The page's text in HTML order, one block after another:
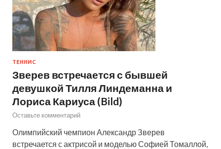
ТЕННИС
Зверев встречается с бывшей
девушкой Тилля Линдеманна и
Лориса Кариуса (Bild)
Оставьте комментарий
Олимпийский чемпион Александр Зверев
встречается с актрисой и моделью Софией Томаллой,